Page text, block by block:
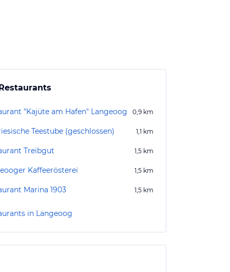
"Kajüte am Hafen" Langeoog 0,9 km
Teestube (geschlossen) 1,1 km
Treibgut 1,5 km
Kaffeerösterei 1,5 km
Marina 1903 1,5 km
in Langeoog